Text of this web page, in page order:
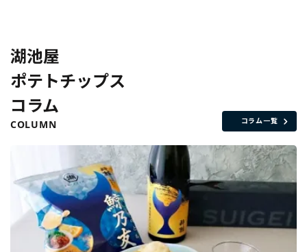
湖池屋
ポテトチップス
コラム
COLUMN コラム一覧